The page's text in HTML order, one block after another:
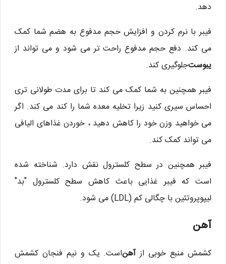
دهد.
فیبر با نرم کردن و افزایش حجم مدفوع به هضم شما کمک
می کند. دفع حجم مدفوع راحت تر می شود و می تواند از
یبوستجلوگیری کند.
فیبر همچنین به شما کمک می کند تا برای مدت طولانی تری
احساس سیری کنید زیرا تخلیه معده شما را کند می کند. اگر
می خواهید وزن خود را کاهش دهید ، خوردن غذاهای الیافی
می تواند کمک کند.
فیبر همچنین در سطح کلسترول نقش دارد. شناخته شده
است که فیبر غذایی باعث کاهش سطح کلسترول "بد"
لیپوپروتئین با چگالی کم (LDL) می شود.
آهن
کشمش منبع خوبی ازآهناست. یک و نیم فنجان کشمش